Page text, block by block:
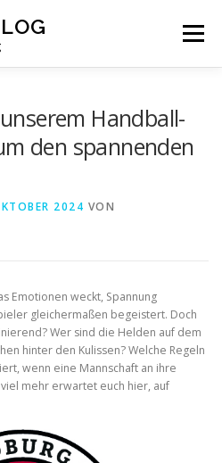
Menü
IM ÜBERBLICK
Handball-
den spannenden
2024 VON
Emotionen weckt, Spannung
gleichermaßen begeistert. Doch
Wer sind die Helden auf dem
hinter den Kulissen? Welche Regeln
wenn eine Mannschaft an ihre
mehr erwartet euch hier, auf